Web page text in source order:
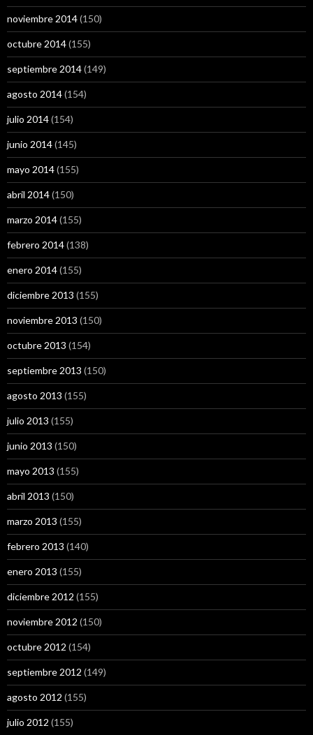
noviembre 2014(150)
octubre 2014(155)
septiembre 2014(149)
agosto 2014(154)
julio 2014(154)
junio 2014(145)
mayo 2014(155)
abril 2014(150)
marzo 2014(155)
febrero 2014(138)
enero 2014(155)
diciembre 2013 (155)
noviembre 2013 (150)
octubre 2013 (154)
septiembre 2013 (150)
agosto 2013 (155)
julio 2013 (155)
junio 2013 (150)
mayo 2013 (155)
abril 2013 (150)
marzo 2013 (155)
febrero 2013 (140)
enero 2013 (155)
diciembre 2012 (155)
noviembre 2012 (150)
octubre 2012 (154)
septiembre 2012 (149)
agosto 2012 (155)
julio 2012 (155)